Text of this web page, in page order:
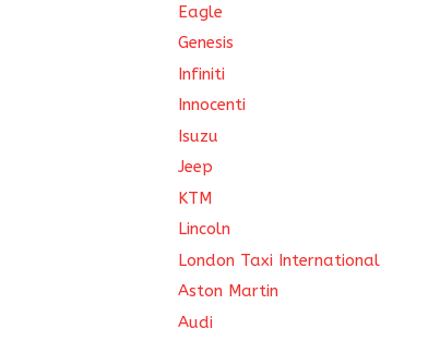
Eagle
Genesis
Infiniti
Innocenti
Isuzu
Jeep
KTM
Lincoln
London Taxi International
Aston Martin
Audi